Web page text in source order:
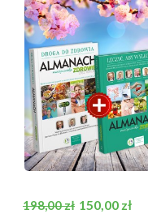
Cena podstawowa
198,00 zł Cena
150,00 zł